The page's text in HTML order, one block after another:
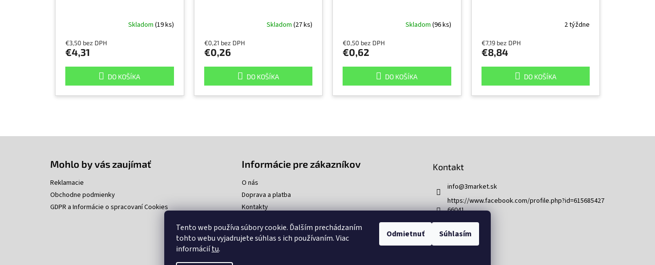
Tento web používa súbory cookie. Ďalším prechádzaním
tohto webu vyjadrujete súhlas s ich používaním. Viac
informáciítu.
Odmietnuť Súhlasím
Skladom (19 ks)
€3,50 bez DPH
€4,31
DO KOŠÍKA
Skladom (27 ks)
€0,21 bez DPH
€0,26
DO KOŠÍKA
Skladom (96 ks)
€0,50 bez DPH
€0,62
DO KOŠÍKA
2 týždne
€7,19 bez DPH
€8,84
DO KOŠÍKA
Mohlo by vás zaujímať
Reklamacie
Obchodne podmienky
GDPR a Informácie o spracovaní Cookies
Informácie pre zákazníkov
O nás
Doprava a platba
Kontakty
Kontakt
info@3market.sk
https://www.facebook.com/profile.php?id=615685427
66041
3market.sk